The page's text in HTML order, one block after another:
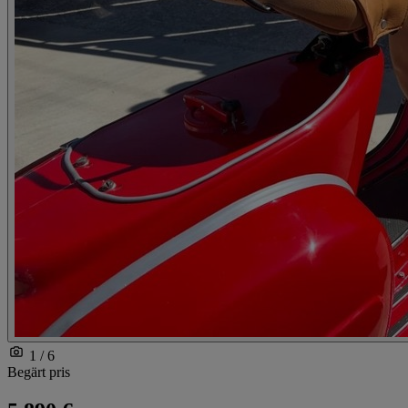
1 / 6
Begärt pris